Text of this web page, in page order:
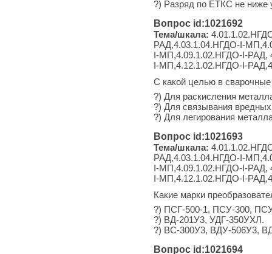
?) Разряд по ЕТКС не ниже
Вопрос id:1021692
Тема/шкала:
РАД,4.03.1.04.НГДО-I-
I-МП,4.09.1.02.НГДО-I-РАД,
I-МП,4.12.1.02.НГДО-I-
С какой целью в сварочные
?) Для раскисления
?) Для связывания
?) Для легирования
Вопрос id:1021693
Тема/шкала:
РАД,4.03.1.04.НГДО-I-
I-МП,4.09.1.02.НГДО-I-РАД,
I-МП,4.12.1.02.НГДО-I-
Какие марки
?) ПСГ-500-1, ПСУ-300,
?) ВД-201У3, УДГ-350УХЛ.
?) ВС-300У3, ВДУ-506У3,
Вопрос id:1021694